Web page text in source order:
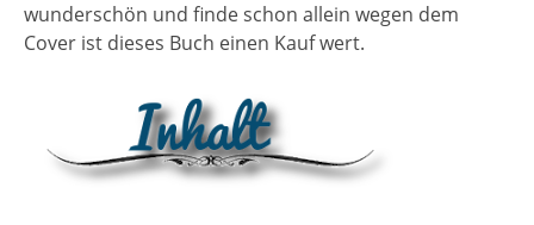
wunderschön und finde schon allein wegen dem
Cover ist dieses Buch einen Kauf wert.